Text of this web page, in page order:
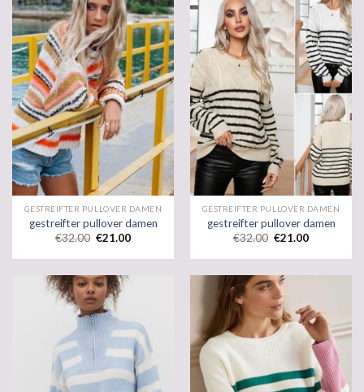
GESTREIFTER PULLOVER DAMEN
gestreifter pullover damen
€32.00 €21.00
GESTREIFTER PULLOVER DAMEN
gestreifter pullover damen
€32.00 €21.00